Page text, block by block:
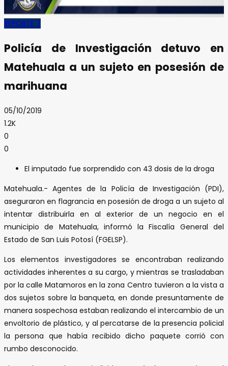
REPORTE 7
Policía de Investigación detuvo en
Matehuala a un sujeto en posesión de
marihuana
05/10/2019
1.2K
0
0
El imputado fue sorprendido con 43 dosis de la droga
Matehuala.- Agentes de la Policía de Investigación (PDI),
aseguraron en flagrancia en posesión de droga a un sujeto al
intentar distribuirla en al exterior de un negocio en el
municipio de Matehuala, informó la Fiscalía General del
Estado de San Luis Potosí (FGELSP).
Los elementos investigadores se encontraban realizando
actividades inherentes a su cargo, y mientras se trasladaban
por la calle Matamoros en la zona Centro tuvieron a la vista a
dos sujetos sobre la banqueta, en donde presuntamente de
manera sospechosa estaban realizando el intercambio de un
envoltorio de plástico, y al percatarse de la presencia policial
la persona que había recibido dicho paquete corrió con
rumbo desconocido.